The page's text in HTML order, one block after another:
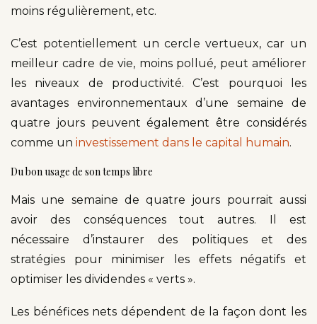
moins régulièrement, etc.
C’est potentiellement un cercle vertueux, car un
meilleur cadre de vie, moins pollué, peut améliorer
les niveaux de productivité. C’est pourquoi les
avantages environnementaux d’une semaine de
quatre jours peuvent également être considérés
comme un investissement dans le capital humain.
Du bon usage de son temps libre
Mais une semaine de quatre jours pourrait aussi
avoir des conséquences tout autres. Il est
nécessaire d’instaurer des politiques et des
stratégies pour minimiser les effets négatifs et
optimiser les dividendes « verts ».
Les bénéfices nets dépendent de la façon dont les